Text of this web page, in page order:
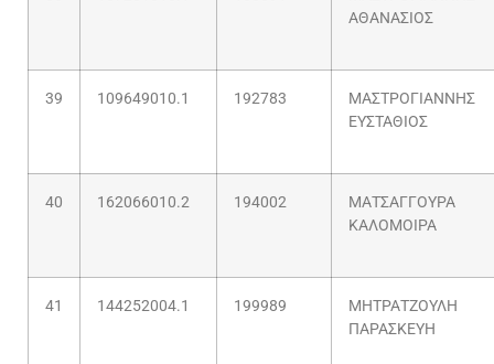
ΑΘΑΝΑΣΙΟΣ
39 109649010.1 192783
ΜΑΣΤΡΟΓΙΑΝΝΗΣ
ΕΥΣΤΑΘΙΟΣ
40 162066010.2 194002
ΜΑΤΣΑΓΓΟΥΡΑ
ΚΑΛΟΜΟΙΡΑ
41 144252004.1 199989
ΜΗΤΡΑΤΖΟΥΛΗ
ΠΑΡΑΣΚΕΥΗ